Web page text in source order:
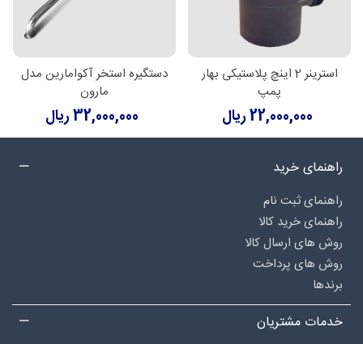
استرینر 2 اینچ پلاستیکی بهار
پمپ
22,000,000 ریال
دستگیره استخر آکوامارین مدل
مارون
32,000,000 ریال
راهنمای خرید
راهنمای ثبت نام
راهنمای خرید کالا
روش های ارسال کالا
روش های پرداخت
برندها
خدمات مشتریان